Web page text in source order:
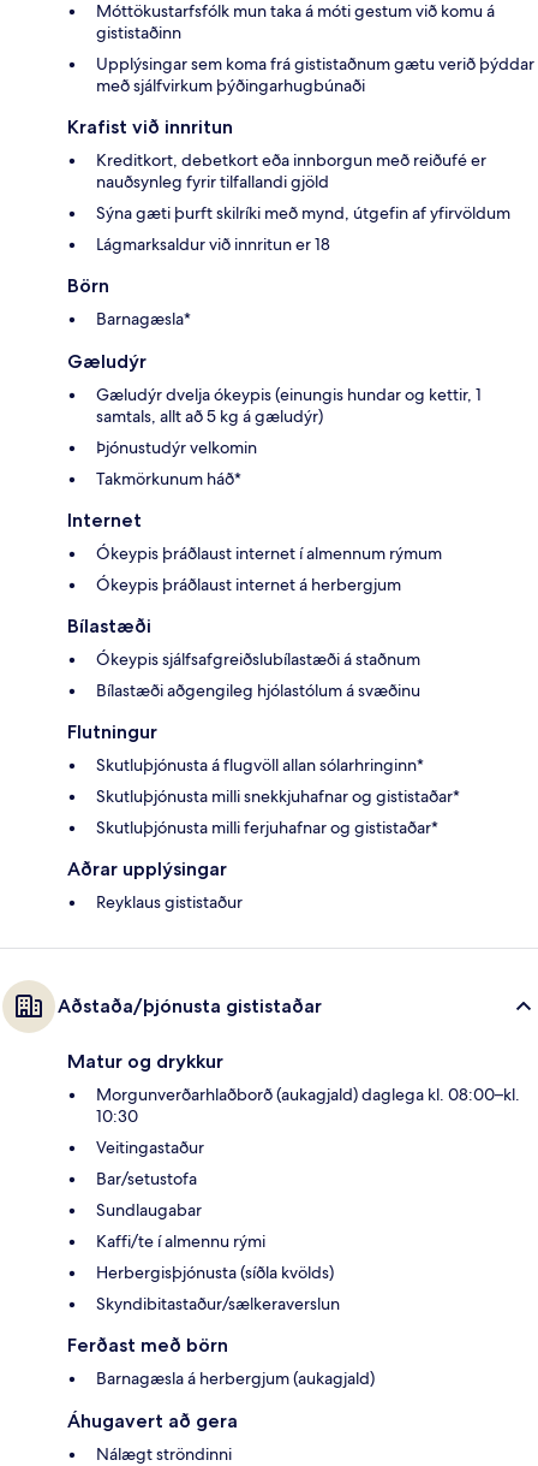
Móttökustarfsfólk mun taka á móti gestum við komu á
gististaðinn
Upplýsingar sem koma frá gististaðnum gætu verið þýddar
með sjálfvirkum þýðingarhugbúnaði
Krafist við innritun
Kreditkort, debetkort eða innborgun með reiðufé er
nauðsynleg fyrir tilfallandi gjöld
Sýna gæti þurft skilríki með mynd, útgefin af yfirvöldum
Lágmarksaldur við innritun er 18
Börn
Barnagæsla*
Gæludýr
Gæludýr dvelja ókeypis (einungis hundar og kettir, 1
samtals, allt að 5 kg á gæludýr)
Þjónustudýr velkomin
Takmörkunum háð*
Internet
Ókeypis þráðlaust internet í almennum rýmum
Ókeypis þráðlaust internet á herbergjum
Bílastæði
Ókeypis sjálfsafgreiðslubílastæði á staðnum
Bílastæði aðgengileg hjólastólum á svæðinu
Flutningur
Skutluþjónusta á flugvöll allan sólarhringinn*
Skutluþjónusta milli snekkjuhafnar og gististaðar*
Skutluþjónusta milli ferjuhafnar og gististaðar*
Aðrar upplýsingar
Reyklaus gististaður
Aðstaða/þjónusta gististaðar
Matur og drykkur
Morgunverðarhlaðborð (aukagjald) daglega kl. 08:00–kl.
10:30
Veitingastaður
Bar/setustofa
Sundlaugabar
Kaffi/te í almennu rými
Herbergisþjónusta (síðla kvölds)
Skyndibitastaður/sælkeraverslun
Ferðast með börn
Barnagæsla á herbergjum (aukagjald)
Áhugavert að gera
Nálægt ströndinni